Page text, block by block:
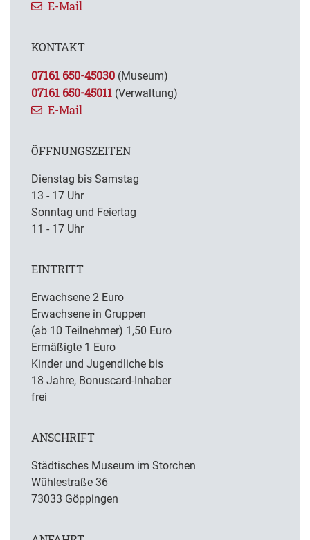
E-Mail
KONTAKT
07161 650-45030 (Museum)
07161 650-45011 (Verwaltung)
E-Mail
ÖFFNUNGSZEITEN
Dienstag bis Samstag
13 - 17 Uhr
Sonntag und Feiertag
11 - 17 Uhr
EINTRITT
Erwachsene 2 Euro
Erwachsene in Gruppen
(ab 10 Teilnehmer) 1,50 Euro
Ermäßigte 1 Euro
Kinder und Jugendliche bis
18 Jahre, Bonuscard-Inhaber
frei
ANSCHRIFT
Städtisches Museum im Storchen
Wühlestraße 36
73033 Göppingen